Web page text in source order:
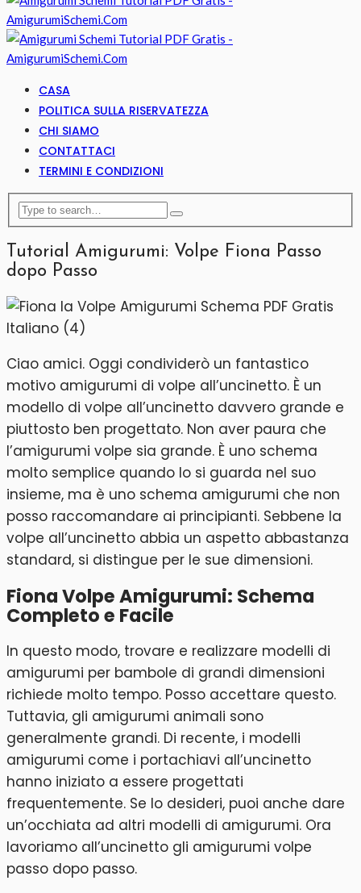
CASA
POLITICA SULLA RISERVATEZZA
CHI SIAMO
CONTATTACI
TERMINI E CONDIZIONI
Tutorial Amigurumi: Volpe Fiona Passo
dopo Passo
Ciao amici. Oggi condividerò un fantastico
motivo amigurumi di volpe all’uncinetto. È un
modello di volpe all’uncinetto davvero grande e
piuttosto ben progettato. Non aver paura che
l’amigurumi volpe sia grande. È uno schema
molto semplice quando lo si guarda nel suo
insieme, ma è uno schema amigurumi che non
posso raccomandare ai principianti. Sebbene la
volpe all’uncinetto abbia un aspetto abbastanza
standard, si distingue per le sue dimensioni.
Fiona Volpe Amigurumi: Schema
Completo e Facile
In questo modo, trovare e realizzare modelli di
amigurumi per bambole di grandi dimensioni
richiede molto tempo. Posso accettare questo.
Tuttavia, gli amigurumi animali sono
generalmente grandi. Di recente, i modelli
amigurumi come i portachiavi all’uncinetto
hanno iniziato a essere progettati
frequentemente. Se lo desideri, puoi anche dare
un’occhiata ad altri modelli di amigurumi. Ora
lavoriamo all’uncinetto gli amigurumi volpe
passo dopo passo.